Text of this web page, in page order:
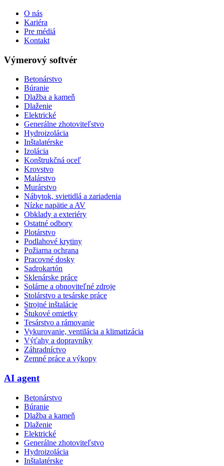
O nás
Kariéra
Pre médiá
Kontakt
Výmerový softvér
Betonárstvo
Búranie
Dlažba a kameň
Dlaženie
Elektrické
Generálne zhotoviteľstvo
Hydroizolácia
Inštalatérske
Izolácia
Konštrukčná oceľ
Krovstvo
Malárstvo
Murárstvo
Nábytok, svietidlá a zariadenia
Nízke napätie a AV
Obklady a exteriéry
Ostatné odbory
Plotárstvo
Podlahové krytiny
Požiarna ochrana
Pracovné dosky
Sadrokartón
Sklenárske práce
Solárne a obnoviteľné zdroje
Stolárstvo a tesárske práce
Strojné inštalácie
Štukové omietky
Tesárstvo a rámovanie
Vykurovanie, ventilácia a klimatizácia
Výťahy a dopravníky
Záhradníctvo
Zemné práce a výkopy
AI agent
Betonárstvo
Búranie
Dlažba a kameň
Dlaženie
Elektrické
Generálne zhotoviteľstvo
Hydroizolácia
Inštalatérske